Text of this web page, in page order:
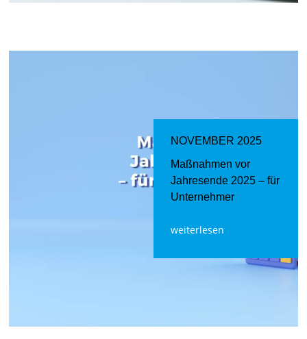
NOVEMBER 2025
Maßnahmen vor
Jahresende 2025 – für
Unternehmer
weiterlesen